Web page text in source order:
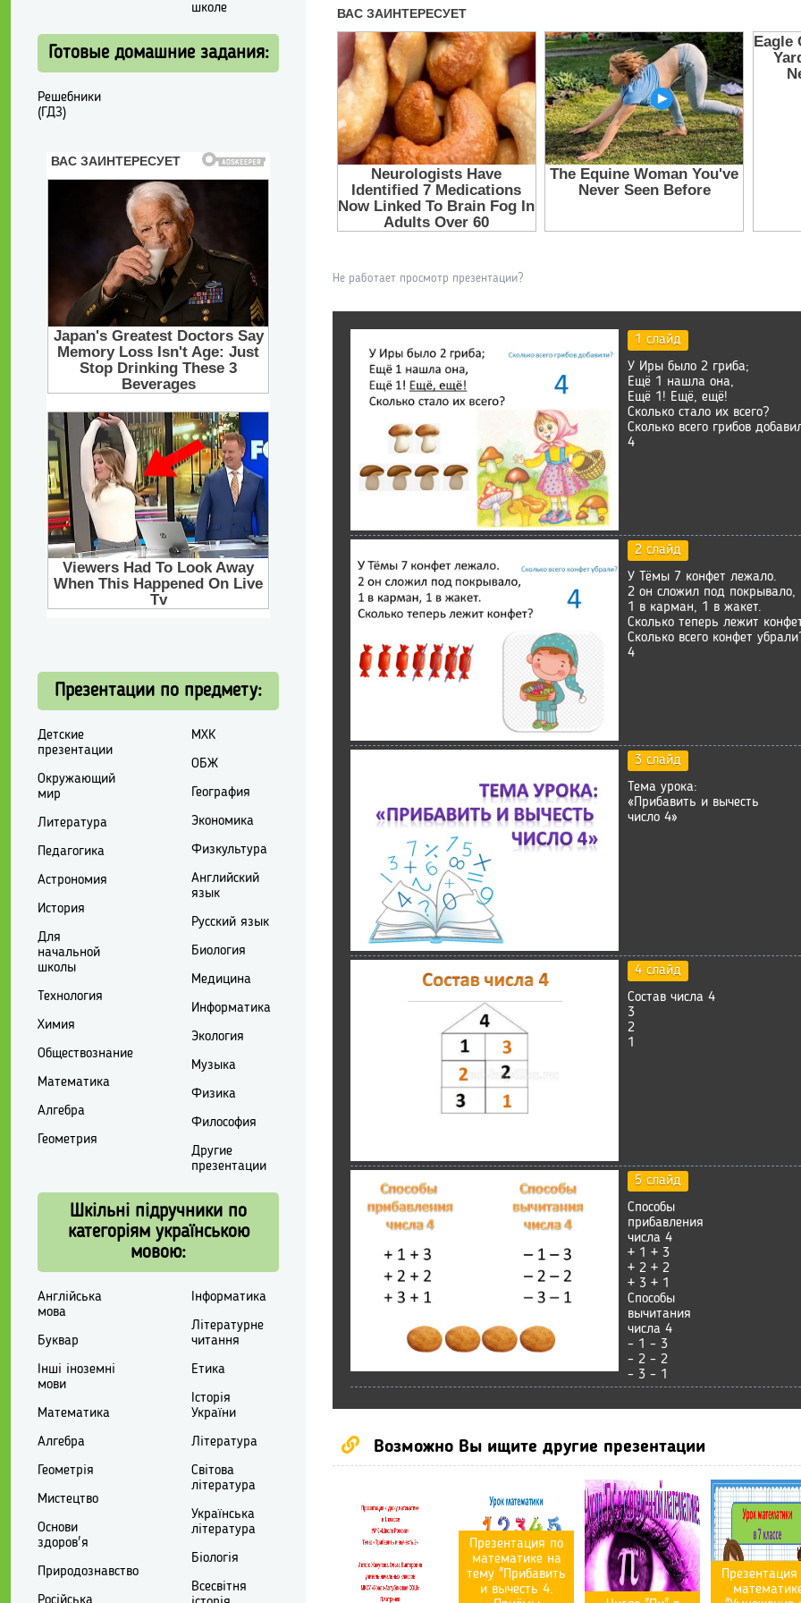
Не работает просмотр презентации?
1 слайд
У Иры было 2 гриба;
Ещё 1 нашла она,
Ещё 1! Ещё, ещё!
Сколько стало их всего?
Сколько всего грибов
4
2 слайд
У Тёмы 7 конфет лежало.
2 он сложил под покрывало,
1 в карман, 1 в жакет.
Сколько теперь лежит
Сколько всего конфет
4
3 слайд
Тема урока:
«Прибавить и вычесть
число 4»
4 слайд
Состав числа 4
3
2
1
5 слайд
Способы
прибавления
числа 4
+ 1 + 3
+ 2 + 2
+ 3 + 1
Способы
вычитания
числа 4
– 1 – 3
– 2 – 2
– 3 – 1
Возможно Вы ищите другие презентации
Презентация по
математике на
тему "Прибавить
и вычесть 4.
Презентация
школе
Готовые домашние задания:
Решебники
(ГДЗ)
Презентации по предмету:
Детские
презентации
Окружающий
мир
Литература
Педагогика
Астрономия
История
Для
начальной
школы
Технология
Химия
Обществознание
Математика
Алгебра
Геометрия
МХК
ОБЖ
География
Экономика
Физкультура
Английский
язык
Русский язык
Биология
Медицина
Информатика
Экология
Музыка
Физика
Философия
Другие
презентации
Шкільні підручники по
категоріям українською
мовою:
Англійська
мова
Буквар
Інші іноземні
мови
Математика
Алгебра
Геометрія
Мистецтво
Основи
здоров'я
Природознавство
Інформатика
Літературне
читання
Етика
Історія
України
Література
Світова
література
Українська
література
Біологія
Всесвітня